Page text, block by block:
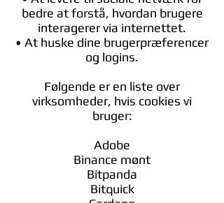
bedre at forstå, hvordan brugere
interagerer via internettet.
• At huske dine brugerpræferencer
og logins.
Følgende er en liste over
virksomheder, hvis cookies vi
bruger:
Adobe
Binance mønt
Bitpanda
Bitquick